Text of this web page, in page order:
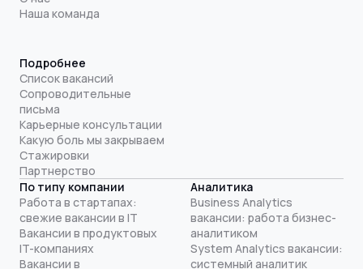
Наша команда
Подробнее
Список вакансий
Сопроводительные
письма
Карьерные консультации
Какую боль мы закрываем
Стажировки
Партнерство
По типу компании
Работа в стартапах:
свежие вакансии в IT
Вакансии в продуктовых
IT-компаниях
Вакансии в
Аналитика
Business Analytics
вакансии: работа бизнес-
аналитиком
System Analytics вакансии:
системный аналитик